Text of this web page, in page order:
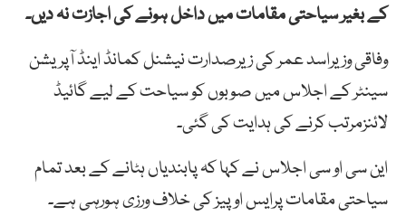
کے بغیر سیاحتی مقامات میں داخل ہونے کی اجازت نہ دیں۔
وفاقی وزیراسد عمر کی زیرصدارت نیشنل کمانڈ اینڈ آپریشن
سینٹر کے اجلاس میں صوبوں کو سیاحت کے لیے گائیڈ
لائنزمرتب کرنے کی ہدایت کی گئی۔
این سی او سی اجلاس نے کہا کہ پابندیاں ہٹانے کے بعد تمام
سیاحتی مقامات پرایس اوپیز کی خلاف ورزی ہورہی ہے۔